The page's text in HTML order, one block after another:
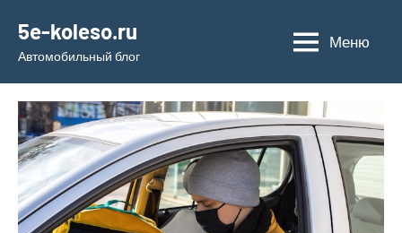
содержимому
5e-koleso.ru
Автомобильный блог
Меню